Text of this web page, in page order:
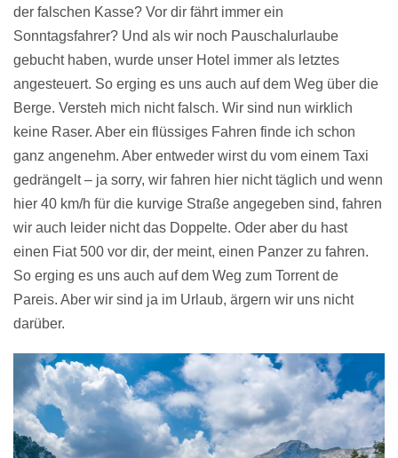
der falschen Kasse? Vor dir fährt immer ein
Sonntagsfahrer? Und als wir noch Pauschalurlaube
gebucht haben, wurde unser Hotel immer als letztes
angesteuert. So erging es uns auch auf dem Weg über die
Berge. Versteh mich nicht falsch. Wir sind nun wirklich
keine Raser. Aber ein flüssiges Fahren finde ich schon
ganz angenehm. Aber entweder wirst du vom einem Taxi
gedrängelt – ja sorry, wir fahren hier nicht täglich und wenn
hier 40 km/h für die kurvige Straße angegeben sind, fahren
wir auch leider nicht das Doppelte. Oder aber du hast
einen Fiat 500 vor dir, der meint, einen Panzer zu fahren.
So erging es uns auch auf dem Weg zum Torrent de
Pareis. Aber wir sind ja im Urlaub, ärgern wir uns nicht
darüber.